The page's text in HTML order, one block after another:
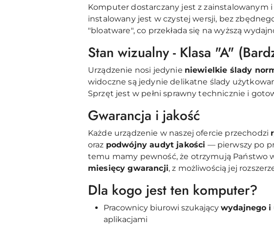
Komputer dostarczany jest z
instalowany jest w czystej wersji, bez
"bloatware", co przekłada się na wyższą
Stan wizualny - Klasa "A"
Urządzenie nosi jedynie niewielkie ślady
widoczne są jedynie delikatne ślady
Sprzęt jest w pełni sprawny technicznie i
Gwarancja i jakość
Każde urządzenie w naszej ofercie przechodzi
oraz podwójny audyt jakości — pierwszy po
temu mamy pewność, że otrzymują Państwo
miesięcy gwarancji, z możliwością jej
Dla kogo jest ten komputer?
Pracownicy biurowi szukający wydajnego i
aplikacjami